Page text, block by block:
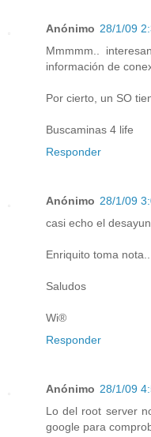
Anónimo 28/1/09
Mmmmm..
información de
Por cierto, un SO
Buscaminas 4 life
Responder
Anónimo 28/1/09
casi echo el
Enriquito toma nota...
Saludos
Wi®
Responder
Anónimo 28/1/09
Lo del root server
google para